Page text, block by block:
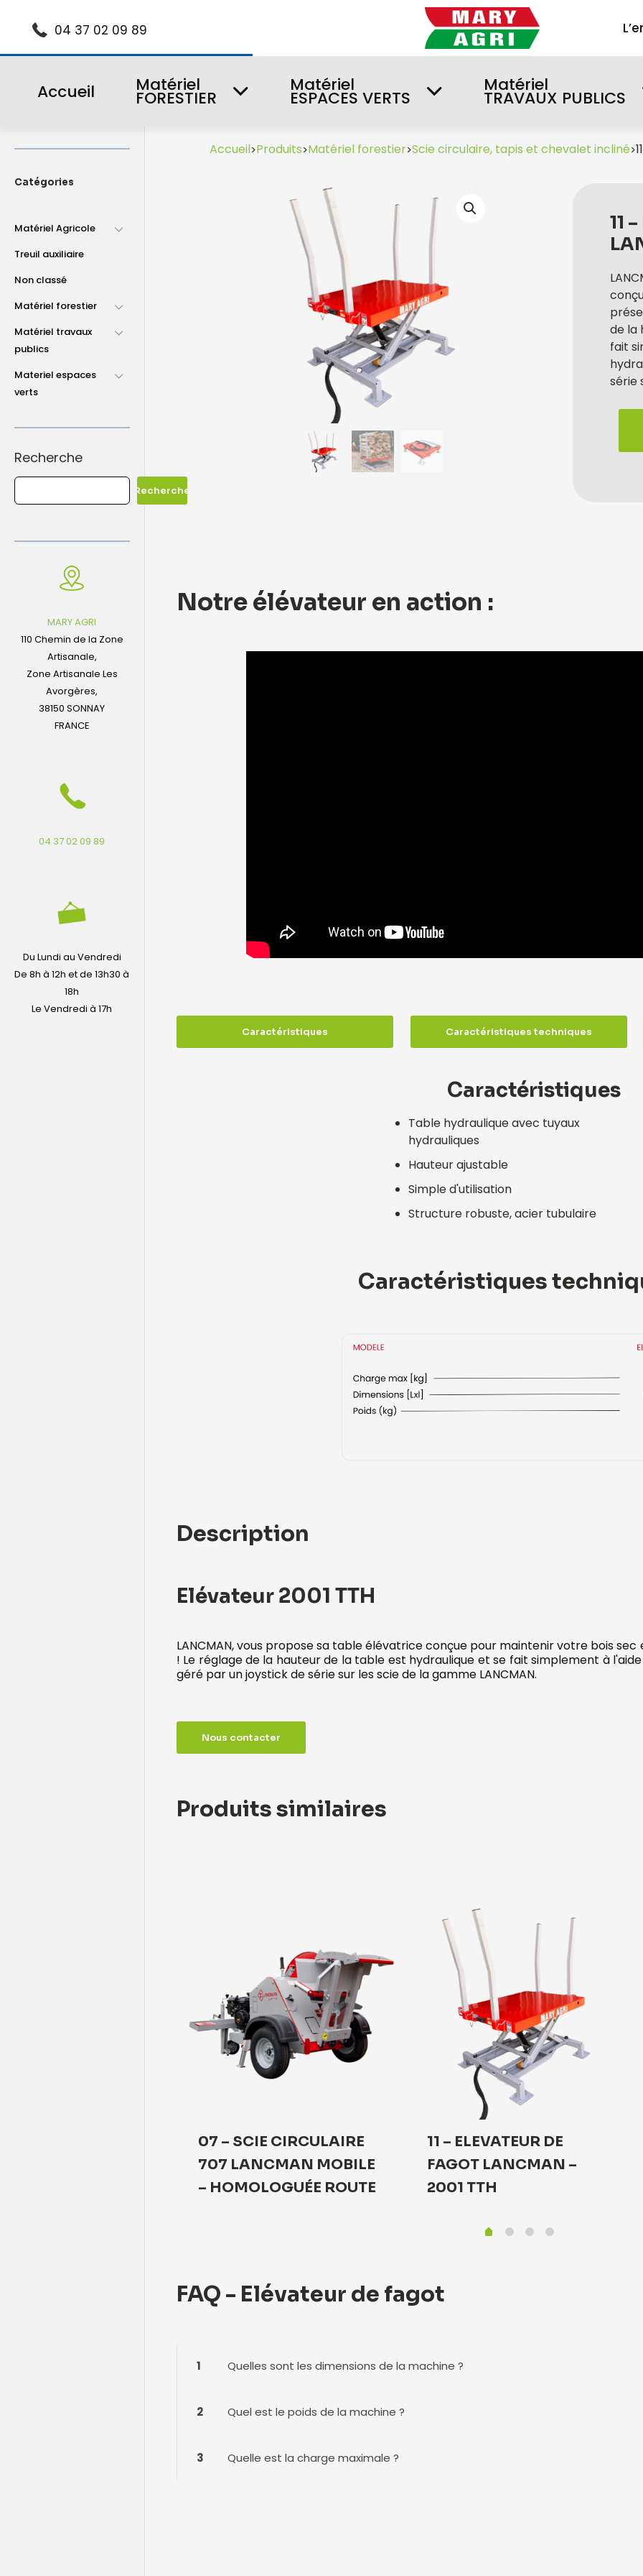
04 37 02 09 89
Accueil Matériel
FORESTIER
Matériel
ESPACES VERTS
Matériel
TRAVAUX PUBLICS
Accueil>Produits>Matériel forestier>Scie circulaire, tapis et chevalet incliné>
11
de la
fait
série
Notre élévateur en action :
Caractéristiques Caractéristiques techniques
Caractéristiques
Table hydraulique avec tuyaux
hydrauliques
Hauteur ajustable
Simple d'utilisation
Structure robuste, acier tubulaire
Caractéristiques
Description
Elévateur 2001 TTH
LANCMAN, vous propose sa table élévatrice conçue pour maintenir votre bois
! Le réglage de la hauteur de la table est hydraulique et se fait simplement à
géré par un joystick de série sur les scie de la gamme LANCMAN.
Nous contacter
Produits similaires
07 – SCIE CIRCULAIRE
707 LANCMAN MOBILE
– HOMOLOGUÉE ROUTE
11 – ELEVATEUR DE
FAGOT LANCMAN –
2001 TTH
FAQ - Elévateur de fagot
1 Quelles sont les dimensions de la machine ?
2 Quel est le poids de la machine ?
3 Quelle est la charge maximale ?
Catégories
Matériel Agricole
Treuil auxiliaire
Non classé
Matériel forestier
Matériel travaux
publics
Materiel espaces
verts
Recherche
Recherche
MARY AGRI
110 Chemin de la Zone
Artisanale,
Zone Artisanale Les
Avorgères,
38150 SONNAY
FRANCE
04 37 02 09 89
Du Lundi au Vendredi
De 8h à 12h et de 13h30 à
18h
Le Vendredi à 17h